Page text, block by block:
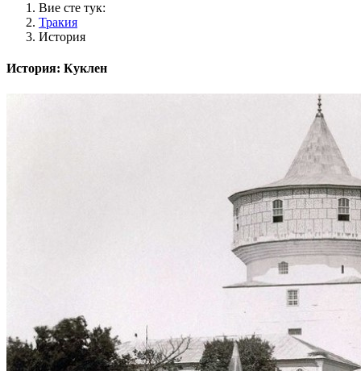
Вие сте тук:
Тракия
История
История: Куклен